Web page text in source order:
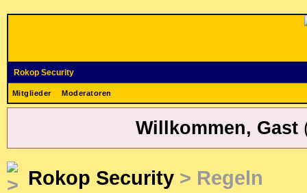
Rokop Security
Mitglieder Moderatoren
Willkommen, Gast
Rokop Security> Regeln